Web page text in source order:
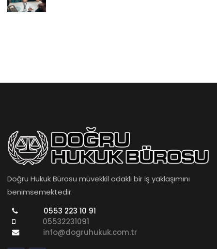
Doğru Hukuk Bürosu müvekkil odaklı bir iş yaklaşımını
benimsemektedir.
0553 223 10 91
05532231091
info@dogruhukuk.com.tr